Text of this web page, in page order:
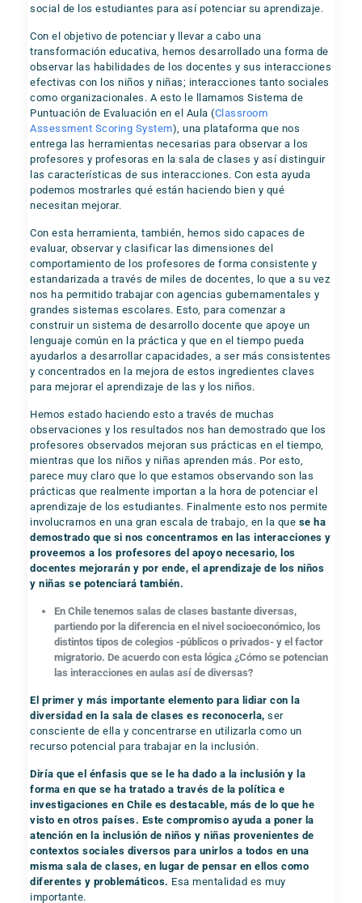
social de los estudiantes para así potenciar su aprendizaje.
Con el objetivo de potenciar y llevar a cabo una
transformación educativa, hemos desarrollado una forma de
observar las habilidades de los docentes y sus interacciones
efectivas con los niños y niñas; interacciones tanto sociales
como organizacionales. A esto le llamamos Sistema de
Puntuación de Evaluación en el Aula (Classroom
Assessment Scoring System), una plataforma que nos
entrega las herramientas necesarias para observar a los
profesores y profesoras en la sala de clases y así distinguir
las características de sus interacciones. Con esta ayuda
podemos mostrarles qué están haciendo bien y qué
necesitan mejorar.
Con esta herramienta, también, hemos sido capaces de
evaluar, observar y clasificar las dimensiones del
comportamiento de los profesores de forma consistente y
estandarizada a través de miles de docentes, lo que a su vez
nos ha permitido trabajar con agencias gubernamentales y
grandes sistemas escolares. Esto, para comenzar a
construir un sistema de desarrollo docente que apoye un
lenguaje común en la práctica y que en el tiempo pueda
ayudarlos a desarrollar capacidades, a ser más consistentes
y concentrados en la mejora de estos ingredientes claves
para mejorar el aprendizaje de las y los niños.
Hemos estado haciendo esto a través de muchas
observaciones y los resultados nos han demostrado que los
profesores observados mejoran sus prácticas en el tiempo,
mientras que los niños y niñas aprenden más. Por esto,
parece muy claro que lo que estamos observando son las
prácticas que realmente importan a la hora de potenciar el
aprendizaje de los estudiantes. Finalmente esto nos permite
involucrarnos en una gran escala de trabajo, en la que se ha
demostrado que si nos concentramos en las interacciones y
proveemos a los profesores del apoyo necesario, los
docentes mejorarán y por ende, el aprendizaje de los niños
y niñas se potenciará también.
En Chile tenemos salas de clases bastante diversas,
partiendo por la diferencia en el nivel socioeconómico, los
distintos tipos de colegios -públicos o privados- y el factor
migratorio. De acuerdo con esta lógica ¿Cómo se potencian
las interacciones en aulas así de diversas?
El primer y más importante elemento para lidiar con la
diversidad en la sala de clases es reconocerla, ser
consciente de ella y concentrarse en utilizarla como un
recurso potencial para trabajar en la inclusión.
Diría que el énfasis que se le ha dado a la inclusión y la
forma en que se ha tratado a través de la política e
investigaciones en Chile es destacable, más de lo que he
visto en otros países. Este compromiso ayuda a poner la
atención en la inclusión de niños y niñas provenientes de
contextos sociales diversos para unirlos a todos en una
misma sala de clases, en lugar de pensar en ellos como
diferentes y problemáticos. Esa mentalidad es muy
importante.